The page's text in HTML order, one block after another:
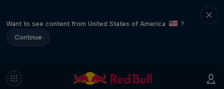
Want to see content from United States of America
?
Continue